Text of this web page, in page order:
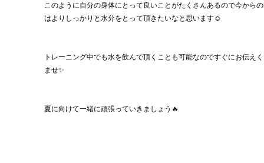
このように自分の身体にとって良いことがたくさんあるので今から
はよりしっかりと水分をとって頂きたいなと思います☺️
トレーニング中でも水を飲んで頂くことも可能なのですぐにお伝え
ませ✨
夏に向けて一緒に頑張っていきましょう🔥